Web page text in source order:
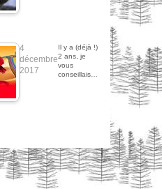
4
décembre
2017
Il y a (déjà !)
2 ans, je
vous
conseillais…